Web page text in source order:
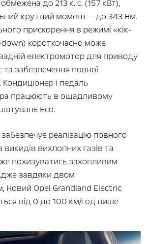
до 213 к. с. (157 кВт),
крутний момент — до 343 Нм.
прискорення в режимі «кік-
короткочасно може
електромотор для приводу
та забезпечення повної
Кондиціонер і педаль
працюють в ощадливому
Eco.
реалізацію повного
вихлопних газів та
похизуватись захопливим
завдяки двом
Новий Opel Grandland Electric
від 0 до 100 км/год лише